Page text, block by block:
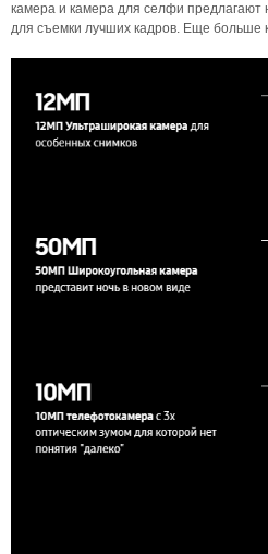
камера и камера для селфи предлагают
для съемки лучших кадров. Еще больше